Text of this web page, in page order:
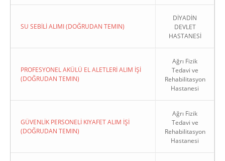
SU SEBİLİ ALIMI (DOĞRUDAN TEMIN)
DİYADİN
DEVLET
HASTANESİ
PROFESYONEL AKÜLÜ EL ALETLERİ ALIM İŞİ
(DOĞRUDAN TEMIN)
Ağrı Fizik
Tedavi ve
Rehabilitasyon
Hastanesi
GÜVENLİK PERSONELİ KIYAFET ALIM İŞİ
(DOĞRUDAN TEMIN)
Ağrı Fizik
Tedavi ve
Rehabilitasyon
Hastanesi